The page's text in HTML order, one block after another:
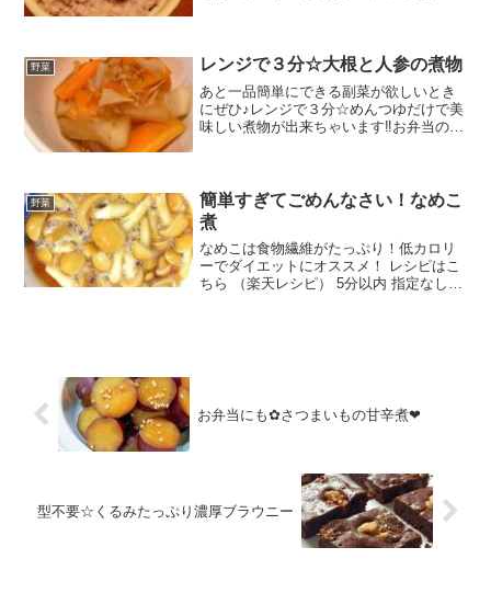
オリーブオイルマ...
野菜 レンジで３分☆大根と人参の煮物
あと一品簡単にできる副菜が欲しいとき
にぜひ♪レンジで３分☆めんつゆだけで美
味しい煮物が出来ちゃいます‼お弁当のお
野菜
簡単すぎてごめんなさい！なめこ
煮
なめこは食物繊維がたっぷり！低カロリ
ーでダイエットにオススメ！ レシピはこ
ちら （楽天レシピ） 5分以内 指定なし
お弁当にも✿さつまいもの甘辛煮❤
型不要☆くるみたっぷり濃厚ブラウニー